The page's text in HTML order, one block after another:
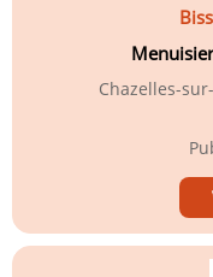
Chazelles-